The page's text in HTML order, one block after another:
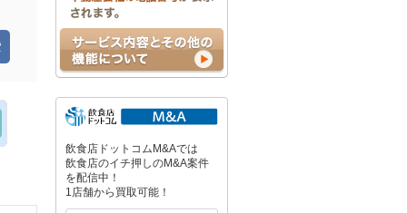
飲食店ドットコムM&Aでは
飲食店のイチ押しのM&A案件
を配信中！
1店舗から買取可能！